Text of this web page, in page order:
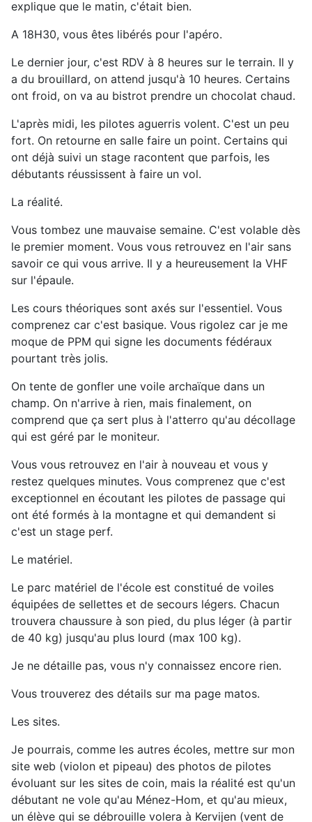
explique que le matin, c'était bien.
A 18H30, vous êtes libérés pour l'apéro.
Le dernier jour, c'est RDV à 8 heures sur le terrain. Il y
a du brouillard, on attend jusqu'à 10 heures. Certains
ont froid, on va au bistrot prendre un chocolat chaud.
L'après midi, les pilotes aguerris volent. C'est un peu
fort. On retourne en salle faire un point. Certains qui
ont déjà suivi un stage racontent que parfois, les
débutants réussissent à faire un vol.
La réalité.
Vous tombez une mauvaise semaine. C'est volable dès
le premier moment. Vous vous retrouvez en l'air sans
savoir ce qui vous arrive. Il y a heureusement la VHF
sur l'épaule.
Les cours théoriques sont axés sur l'essentiel. Vous
comprenez car c'est basique. Vous rigolez car je me
moque de PPM qui signe les documents fédéraux
pourtant très jolis.
On tente de gonfler une voile archaïque dans un
champ. On n'arrive à rien, mais finalement, on
comprend que ça sert plus à l'atterro qu'au décollage
qui est géré par le moniteur.
Vous vous retrouvez en l'air à nouveau et vous y
restez quelques minutes. Vous comprenez que c'est
exceptionnel en écoutant les pilotes de passage qui
ont été formés à la montagne et qui demandent si
c'est un stage perf.
Le matériel.
Le parc matériel de l'école est constitué de voiles
équipées de sellettes et de secours légers. Chacun
trouvera chaussure à son pied, du plus léger (à partir
de 40 kg) jusqu'au plus lourd (max 100 kg).
Je ne détaille pas, vous n'y connaissez encore rien.
Vous trouverez des détails sur ma page matos.
Les sites.
Je pourrais, comme les autres écoles, mettre sur mon
site web (violon et pipeau) des photos de pilotes
évoluant sur les sites de coin, mais la réalité est qu'un
débutant ne vole qu'au Ménez-Hom, et qu'au mieux,
un élève qui se débrouille volera à Kervijen (vent de